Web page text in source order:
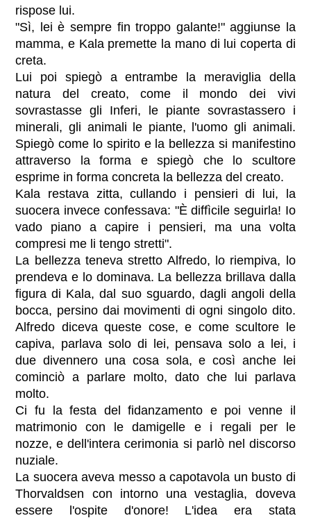
rispose lui.
"Sì, lei è sempre fin troppo galante!" aggiunse la
mamma, e Kala premette la mano di lui coperta di
creta.
Lui poi spiegò a entrambe la meraviglia della
natura del creato, come il mondo dei vivi
sovrastasse gli Inferi, le piante sovrastassero i
minerali, gli animali le piante, l'uomo gli animali.
Spiegò come lo spirito e la bellezza si manifestino
attraverso la forma e spiegò che lo scultore
esprime in forma concreta la bellezza del creato.
Kala restava zitta, cullando i pensieri di lui, la
suocera invece confessava: "È diffìcile seguirla! Io
vado piano a capire i pensieri, ma una volta
compresi me li tengo stretti".
La bellezza teneva stretto Alfredo, lo riempiva, lo
prendeva e lo dominava. La bellezza brillava dalla
figura di Kala, dal suo sguardo, dagli angoli della
bocca, persino dai movimenti di ogni singolo dito.
Alfredo diceva queste cose, e come scultore le
capiva, parlava solo di lei, pensava solo a lei, i
due divennero una cosa sola, e così anche lei
cominciò a parlare molto, dato che lui parlava
molto.
Ci fu la festa del fidanzamento e poi venne il
matrimonio con le damigelle e i regali per le
nozze, e dell'intera cerimonia si parlò nel discorso
nuziale.
La suocera aveva messo a capotavola un busto di
Thorvaldsen con intorno una vestaglia, doveva
essere l'ospite d'onore! L'idea era stata